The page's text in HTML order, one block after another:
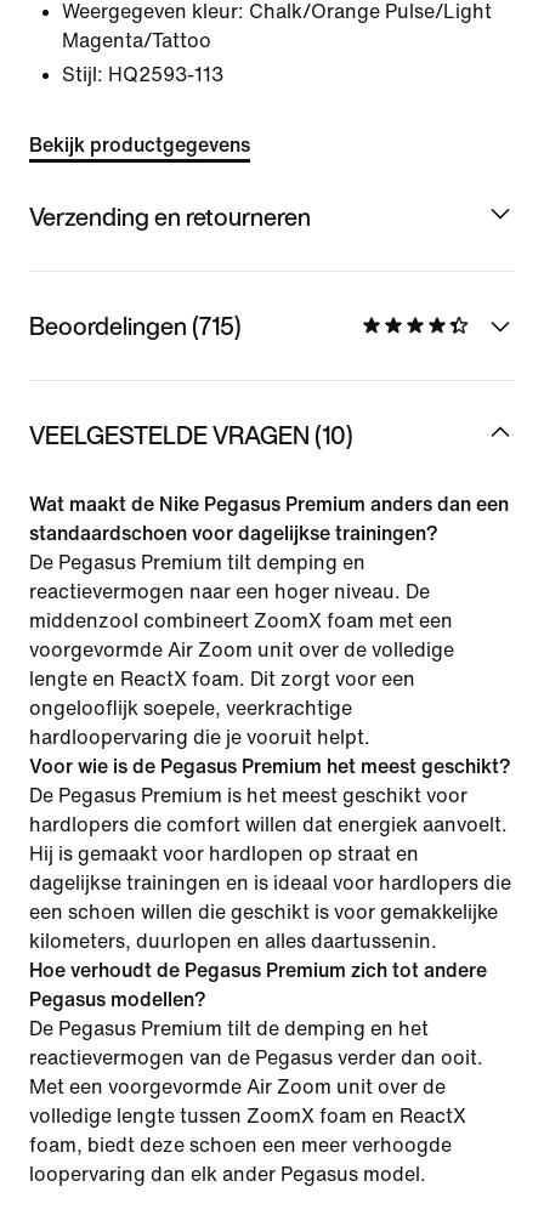
Weergegeven kleur: Chalk/Orange Pulse/Light
Magenta/Tattoo
Stijl: HQ2593-113
Bekijk productgegevens
Verzending en retourneren
Beoordelingen (715)
VEELGESTELDE VRAGEN (10)
Wat maakt de Nike Pegasus Premium anders dan een
standaardschoen voor dagelijkse trainingen?
De Pegasus Premium tilt demping en
reactievermogen naar een hoger niveau. De
middenzool combineert ZoomX foam met een
voorgevormde Air Zoom unit over de volledige
lengte en ReactX foam. Dit zorgt voor een
ongelooflijk soepele, veerkrachtige
hardloopervaring die je vooruit helpt.
Voor wie is de Pegasus Premium het meest geschikt?
De Pegasus Premium is het meest geschikt voor
hardlopers die comfort willen dat energiek aanvoelt.
Hij is gemaakt voor hardlopen op straat en
dagelijkse trainingen en is ideaal voor hardlopers die
een schoen willen die geschikt is voor gemakkelijke
kilometers, duurlopen en alles daartussenin.
Hoe verhoudt de Pegasus Premium zich tot andere
Pegasus modellen?
De Pegasus Premium tilt de demping en het
reactievermogen van de Pegasus verder dan ooit.
Met een voorgevormde Air Zoom unit over de
volledige lengte tussen ZoomX foam en ReactX
foam, biedt deze schoen een meer verhoogde
loopervaring dan elk ander Pegasus model.